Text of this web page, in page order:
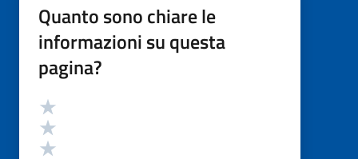
Quanto sono chiare le
informazioni su questa
pagina?
Valutazione